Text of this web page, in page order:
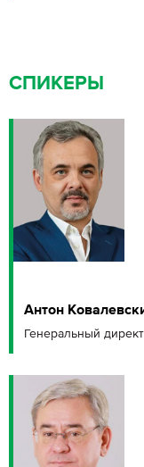
СПИКЕРЫ
Антон
Генеральный